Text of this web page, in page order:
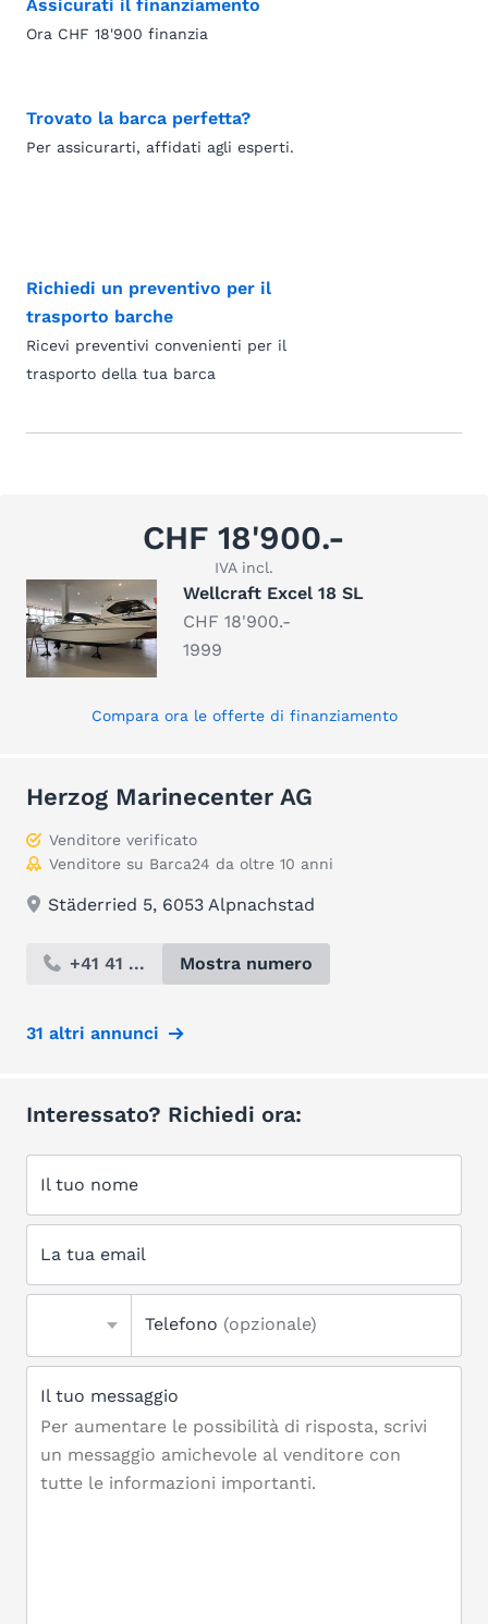
Assicurati il finanziamento
Ora CHF 18'900 finanzia
Trovato la barca perfetta?
Per assicurarti, affidati agli esperti.
Richiedi un preventivo per il
trasporto barche
Ricevi preventivi convenienti per il
trasporto della tua barca
CHF 18'900.-
IVA incl.
Wellcraft Excel 18 SL
CHF 18'900.-
1999
Compara ora le offerte di finanziamento
Herzog Marinecenter AG
Venditore verificato
Venditore su Barca24 da oltre 10 anni
Städerried 5, 6053 Alpnachstad
+41 41 ... Mostra numero
31 altri annunci
Interessato? Richiedi ora:
Il tuo nome
La tua email
Telefono (opzionale)
Il tuo messaggio